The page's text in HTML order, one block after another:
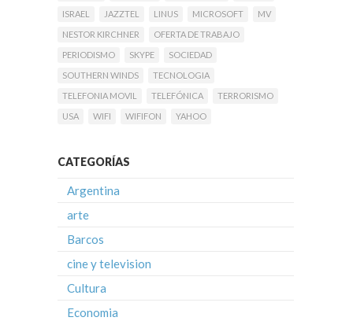
ISRAEL
JAZZTEL LINUS MICROSOFT
MV
NESTOR KIRCHNER
OFERTA DE TRABAJO
PERIODISMO
SKYPE
SOCIEDAD
SOUTHERN WINDS
TECNOLOGIA
TELEFONIA MOVIL
TELEFÓNICA
TERRORISMO
USA
WIFI WIFIFON YAHOO
CATEGORÍAS
Argentina
arte
Barcos
cine y television
Cultura
Economia